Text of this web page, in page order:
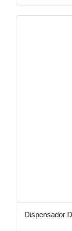
Dispensador